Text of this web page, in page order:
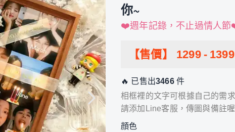
你~
❤️週年記錄，不止過情人
【售價】 1299 - 1399
🔥 已售出3466件
相框裡的文字可根據自己的需
請添加Line客服，傳圖與備註
顔色